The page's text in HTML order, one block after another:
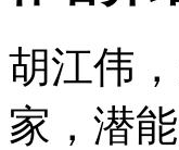
胡江伟
家，潜